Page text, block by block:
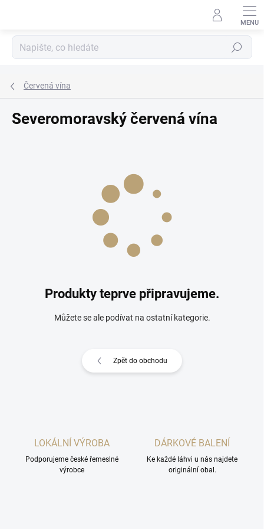
Hledat
Červená vína
Severomoravský červená vína
Produkty teprve připravujeme.
Můžete se ale podívat na ostatní kategorie.
Zpět do obchodu
LOKÁLNÍ VÝROBA
Podporujeme české řemeslné
výrobce
DÁRKOVÉ BALENÍ
Ke každé láhvi u nás najdete
originální obal.